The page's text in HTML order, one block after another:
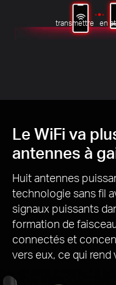
8
transmettre en
Le WiFi va
antennes à
Huit antennes
technologie sans fil
signaux puissants
formation de
connectés et
vers eux, ce qui